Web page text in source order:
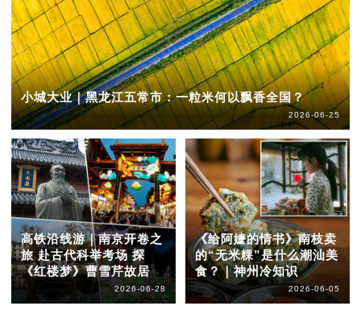
小城大业｜黑龙江五常市：一粒米何以飘香全国？
2026-06-25
高铁沿线游｜南京开卷之
旅 赴古代科举考场 探
《红楼梦》曹雪芹故居
2026-06-28
《给阿嬷的情书》南枝卖
的“无米粿”是什么潮汕美
食？｜神州冷知识
2026-06-05